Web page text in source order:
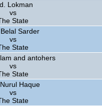
Lokman
vs
State
Sarder
vs
State
and antohers
vs
State
Haque
vs
State